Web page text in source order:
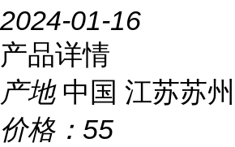
2024-01-16
产品详情
产地 中国 江苏苏州
价格： 55